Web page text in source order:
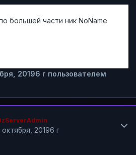
большей части ник NoName
20196 г пользователем
октября, 20196 г